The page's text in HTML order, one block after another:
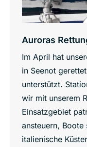
Auroras
Im April hat
in Seenot
unterstützt.
wir mit unserem
Einsatzgebiet
ansteuern,
italienische